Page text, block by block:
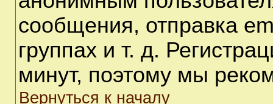
сообщения, отправка
группах и т. д.
минут, поэтому мы
Вернуться к началу